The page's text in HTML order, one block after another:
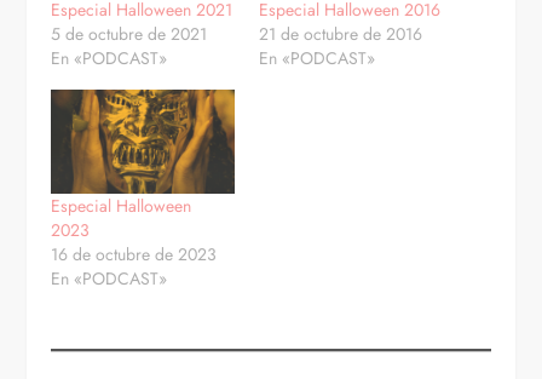
Especial Halloween 2021
5 de octubre de 2021
En «PODCAST»
Especial Halloween 2016
21 de octubre de 2016
En «PODCAST»
Especial Halloween
2023
16 de octubre de 2023
En «PODCAST»